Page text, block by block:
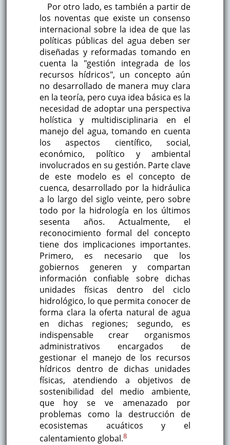
Por otro lado, es también a partir de
los noventas que existe un consenso
internacional sobre la idea de que las
políticas públicas del agua deben ser
diseñadas y reformadas tomando en
cuenta la "gestión integrada de los
recursos hídricos", un concepto aún
no desarrollado de manera muy clara
en la teoría, pero cuya idea básica es la
necesidad de adoptar una perspectiva
holística y multidisciplinaria en el
manejo del agua, tomando en cuenta
los aspectos científico, social,
económico, político y ambiental
involucrados en su gestión. Parte clave
de este modelo es el concepto de
cuenca, desarrollado por la hidráulica
a lo largo del siglo veinte, pero sobre
todo por la hidrología en los últimos
sesenta años. Actualmente, el
reconocimiento formal del concepto
tiene dos implicaciones importantes.
Primero, es necesario que los
gobiernos generen y compartan
información confiable sobre dichas
unidades físicas dentro del ciclo
hidrológico, lo que permita conocer de
forma clara la oferta natural de agua
en dichas regiones; segundo, es
indispensable crear organismos
administrativos encargados de
gestionar el manejo de los recursos
hídricos dentro de dichas unidades
físicas, atendiendo a objetivos de
sostenibilidad del medio ambiente,
que hoy se ve amenazado por
problemas como la destrucción de
ecosistemas acuáticos y el
calentamiento global.8